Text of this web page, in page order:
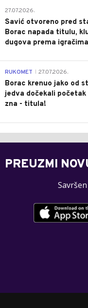
27.07.2026.
Savić otvoreno pred
Borac napada titulu,
dugova prema
RUKOMET 27.07.2026.
Borac krenuo jako od
jedva dočekali početak
zna - titula!
PREUZMI